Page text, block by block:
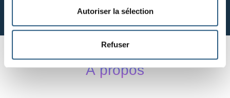
Autoriser la sélection
Refuser
À propos